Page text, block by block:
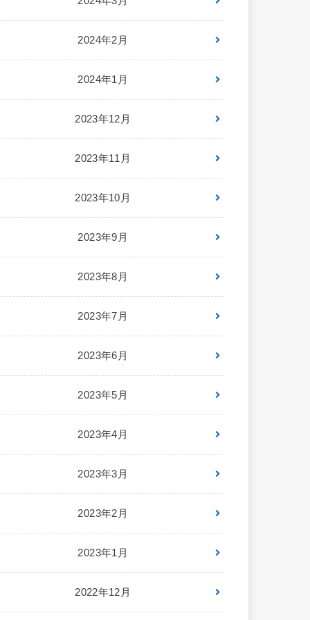
2024年2月
2024年1月
2023年12月
2023年11月
2023年10月
2023年9月
2023年8月
2023年7月
2023年6月
2023年5月
2023年4月
2023年3月
2023年2月
2023年1月
2022年12月